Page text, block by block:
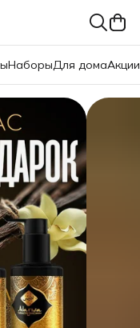
НаборыДля домаАкции